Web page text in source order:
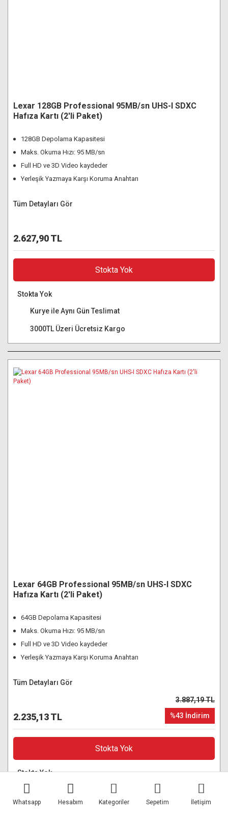
Lexar 128GB Professional 95MB/sn UHS-I SDXC
Hafıza Kartı (2'li Paket)
128GB Depolama Kapasitesi
Maks. Okuma Hızı: 95 MB/sn
Full HD ve 3D Video kaydeder
Yerleşik Yazmaya Karşı Koruma Anahtarı
Tüm Detayları Gör
2.627,90 TL
Stokta Yok
Stokta Yok
Kurye ile Aynı Gün Teslimat
3000TL Üzeri Ücretsiz Kargo
Lexar 64GB Professional 95MB/sn UHS-I SDXC
Hafıza Kartı (2'li Paket)
64GB Depolama Kapasitesi
Maks. Okuma Hızı: 95 MB/sn
Full HD ve 3D Video kaydeder
Yerleşik Yazmaya Karşı Koruma Anahtarı
Tüm Detayları Gör
2.235,13 TL
3.887,19 TL
%43 İndirim
Stokta Yok
Stokta Yok
3000TL Üzeri Ücretsiz Kargo
Whatsapp Hesabım Kategoriler Sepetim İletişim